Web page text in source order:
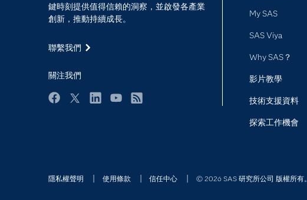
鍵時刻提供值得信賴的洞察，並啟發各產業
創新，推動持續成長。
聯繫我們
關注我們
My SAS
SAS Viya
Why SAS？
影片教學
技術支援資料
探索工作機會
隱私權聲明 使用條款 信任中心 © 2026 SAS 研究所公司 版權所有。